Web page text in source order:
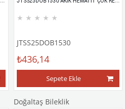
★ ★ ★ ★ ★
JTSS25DOB1530
₺436,14
Sepete Ekle
Doğaltaş Bileklik